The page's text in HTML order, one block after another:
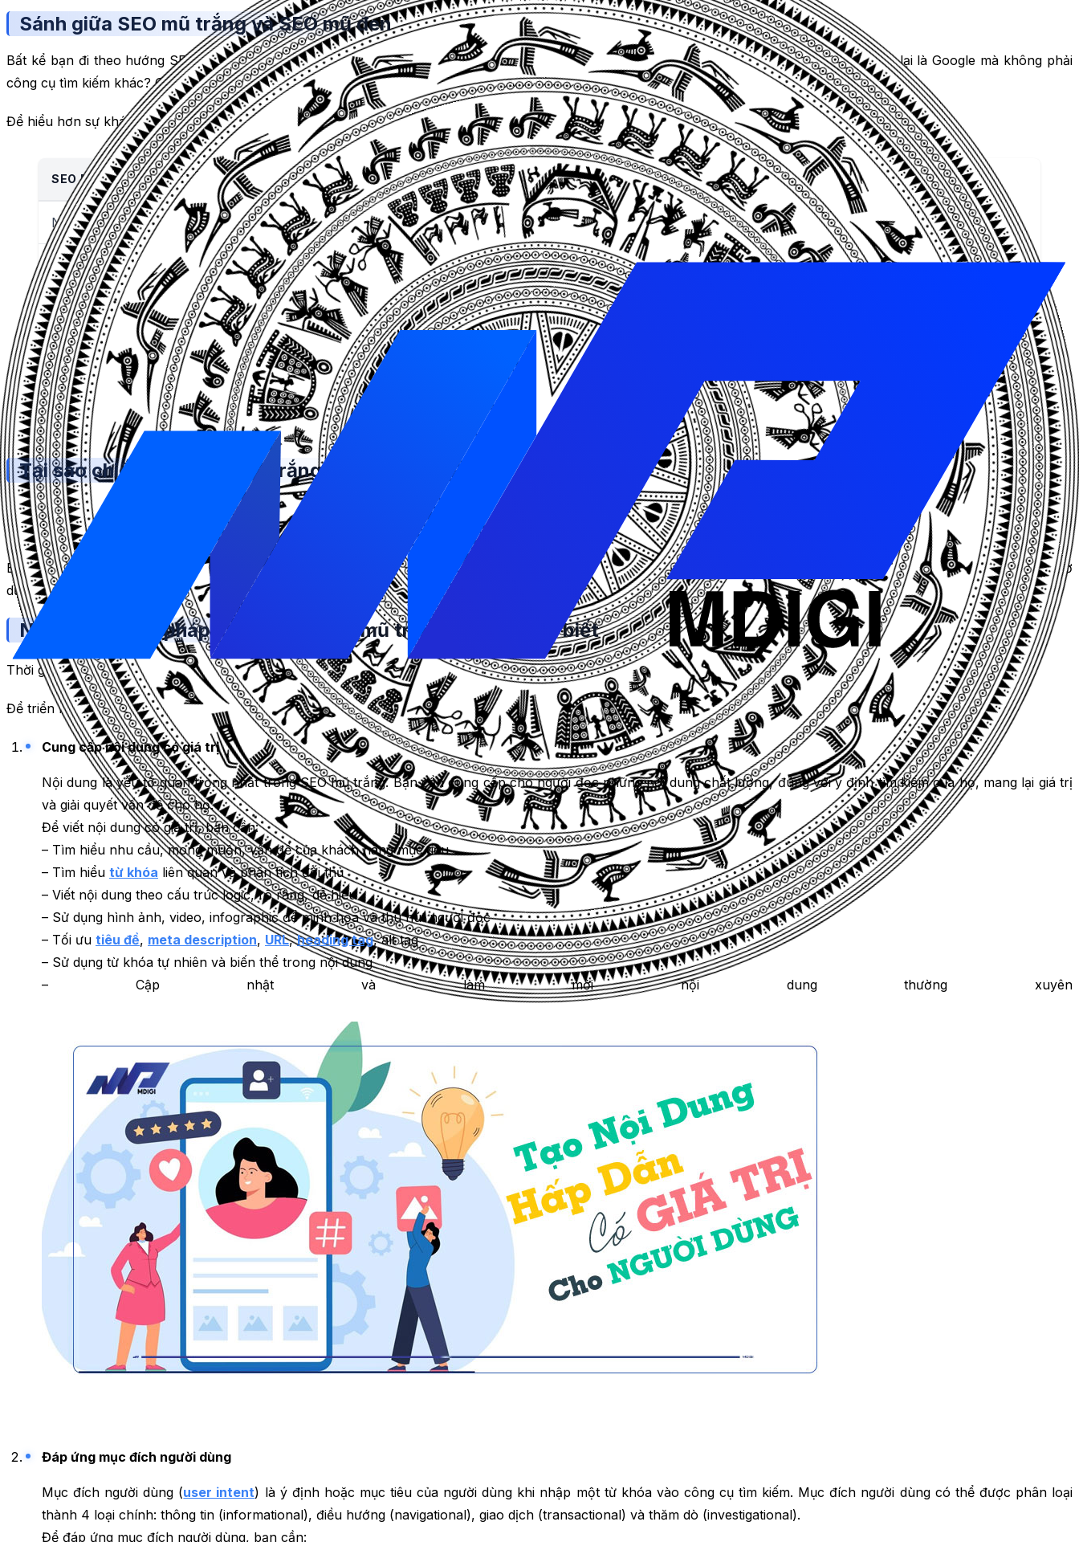
Sánh giữa SEO mũ trắng và SEO mũ đen
Bất kể bạn đi theo hướng SEO mũ trắng hay SEO mũ đen thì luôn hướng đến mục tiêu cao nhất đó là nâng cao thứ hạng trên Google. Tại sao lại là Google mà không phải
công cụ tìm kiếm khác? Chưa nói đến trên thế giới thì tại Việt Nam thị phần tìm kiếm trên Google chiếm tới 91.81% tổng lượng tìm kiếm rồi đấy.
Để hiểu hơn sự khác biệt giữa SEO mũ đen và mũ trắng thì có một số yếu tố dưới đây:
SEO MŨ TRẮNG SEO MŨ ĐEN
Nội dung chất lượng đúng với ý định tìm kiếm của người dùng Nội dung kém chất lượng, trùng lặp
Sử dụng hình ảnh phù hợp và alt đúng chuẩn Sử dụng hình ảnh kém chất lượng, nhồi nhét từ khóa vào alt
Sử dụng từ khóa tự nhiên trong nội dung Lấy từ khóa nhồi nhét vào tiêu đề, meta, tiêu đề phụ, anchor text
Xây dựng liên kết bền vững, chất lượng cao Mua backlinks, sử dụng link spam, kém chất lượng
SEO mũ đensẽ tập trung vào cho công cụ tìm kiếm hơn là cho người dùng. Bạn có thể tự hỏi rằng liệu có thể mix 2 trường phái được không? Hoàn toàn có thể. Nhưng bạn
cần phải cẩn thận vì sử dụng SEO mũ đen không hề đơn giản. Nếu bạn muốn đi lâu dài và bền vững thì SEO mũ trắng là giải pháp hiệu quả nhất.
Tại sao chiến lược SEO mũ trắng lại quan trọng?
Công cụ tìm kiếm cũng như điều hành một đất nước, nếu không có luật lệ thì sẽ rất hỗn loạn. Người dùng sẽ phải tốn rất nhiều công sức để tìm ra nội dung mình mong
muốn. Để Google có thể giữ người dùng luôn sử dụng mình thì họ phải liên tục cập nhật thuật toán để luôn đưa nội dung có giá trị và liên quan nhất cho người tìm kiếm.
Bởi Google tập trung vào người dùng cho nên đi theo SEO mũ trắng là hướng đi bền vững nhất để tạo trải nghiệm tốt nhất cho khách hàng của bạn. Google không bao giờ
dừng cập nhật, nếu bạn chỉ chạy theo những mẹo, thủ thuật để lên Top nhanh thì sớm thôi bạn sẽ rơi Top, thậm chí còn không xuất hiện trên Google.
Những phương pháp chiến lược SEO mũ trắng mà bạn cần biết
Thời gian cần thiết:3 minutes.
Để triển khai SEO mũ trắng hiệu quả, bạn cần nắm vững những phương pháp sau đây:
Cung cấp nội dung có giá trị
Nội dung là yếu tố quan trọng nhất trong SEO mũ trắng. Bạn cần cung cấp cho người đọc những nội dung chất lượng, đúng với ý định tìm kiếm của họ, mang lại giá trị
và giải quyết vấn đề cho họ.
Để viết nội dung có giá trị, bạn cần:
– Tìm hiểu nhu cầu, mong muốn, vấn đề của khách hàng mục tiêu
– Tìm hiểu từ khóa liên quan và phân tích đối thủ
– Viết nội dung theo cấu trúc logic, rõ ràng, dễ hiểu
– Sử dụng hình ảnh, video, infographic để minh họa và thu hút người đọc
– Tối ưu tiêu đề, meta description, URL,heading tag, alt tag
– Sử dụng từ khóa tự nhiên và biến thể trong nội dung
– Cập nhật và làm mới nội dung thường xuyên
Đáp ứng mục đích người dùng
Mục đích người dùng (user intent) là ý định hoặc mục tiêu của người dùng khi nhập một từ khóa vào công cụ tìm kiếm. Mục đích người dùng có thể được phân loại
thành 4 loại chính: thông tin (informational), điều hướng (navigational), giao dịch (transactional) và thăm dò (investigational).
Để đáp ứng mục đích người dùng, bạn cần: